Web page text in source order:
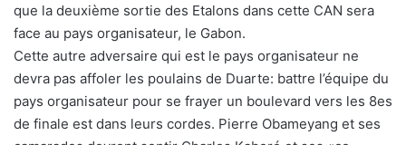
que la deuxième sortie des Etalons dans cette CAN sera
face au pays organisateur, le Gabon.
Cette autre adversaire qui est le pays organisateur ne
devra pas affoler les poulains de Duarte: battre l’équipe du
pays organisateur pour se frayer un boulevard vers les 8es
de finale est dans leurs cordes. Pierre Obameyang et ses